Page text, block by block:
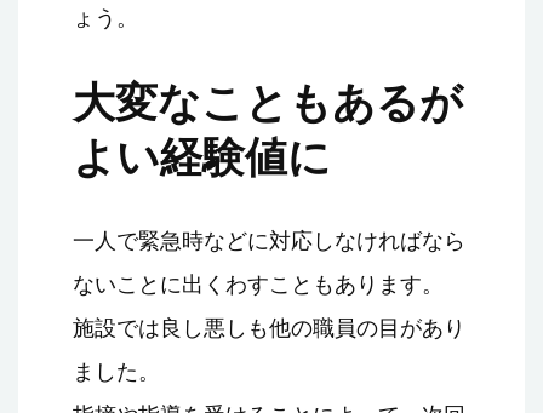
ょう。
大変なこともあるが
よい経験値に
一人で緊急時などに対応しなければなら
ないことに出くわすこともあります。
施設では良し悪しも他の職員の目があり
ました。